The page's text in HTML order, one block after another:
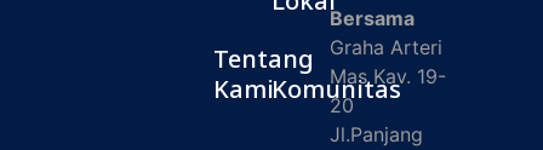
Tentang
KamiKomunitas
Bersama
Graha Arteri
Mas Kav. 19-
20
Jl.Panjang